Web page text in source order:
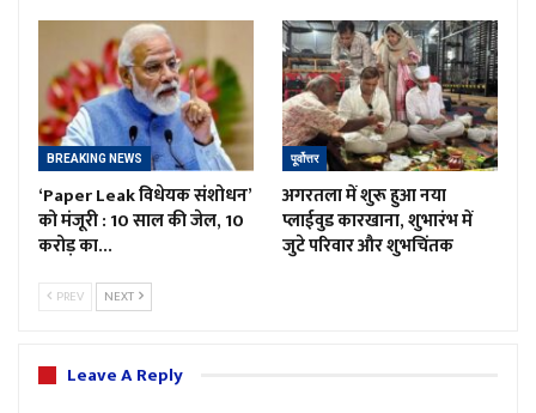
BREAKING NEWS
‘Paper Leak विधेयक संशोधन’
को मंजूरी : 10 साल की जेल, 10
करोड़ का…
पूर्वोत्तर
अगरतला में शुरू हुआ नया
प्लाईवुड कारखाना, शुभारंभ में
जुटे परिवार और शुभचिंतक
PREV NEXT
Leave A Reply